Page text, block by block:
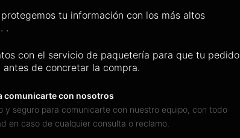
tu información con los más altos
.
con el servicio de paquetería para que tu pedido
de concretar la compra.
comunicarte con nosotros
y seguro para comunicarte con nuestro equipo, con todo
en caso de cualquier consulta o reclamo.